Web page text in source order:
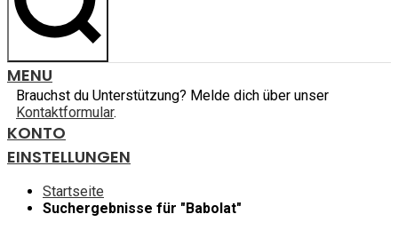
MENU
Brauchst du Unterstützung? Melde dich über unser
Kontaktformular.
KONTO
EINSTELLUNGEN
Startseite
Suchergebnisse für "Babolat"